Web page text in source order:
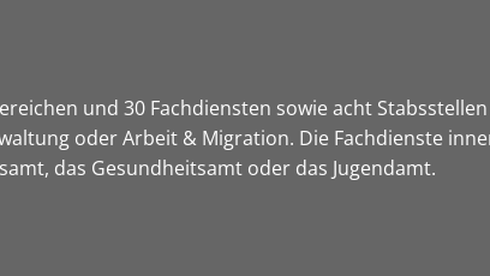
und 30 Fachdiensten sowie acht
oder Arbeit & Migration. Die Fachdienste
das Gesundheitsamt oder das Jugendamt.